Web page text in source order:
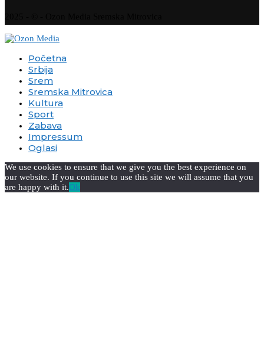
Početna
Srbija
Srem
Sremska Mitrovica
Kultura
Sport
Zabava
Impressum
Oglasi
We use cookies to ensure that we give you the best experience on
our website. If you continue to use this site we will assume that you
are happy with it.Ok